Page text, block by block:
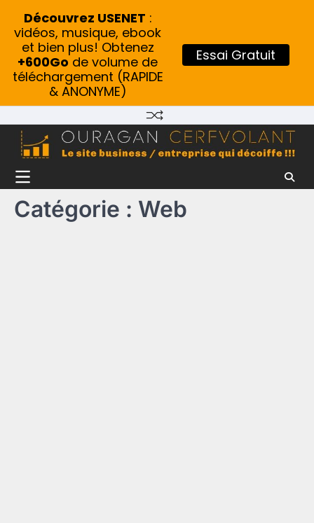
content
Catégorie : Web
Découvrez USENET :
vidéos, musique, ebook
et bien plus! Obtenez
+600Go de volume de
téléchargement (RAPIDE
& ANONYME)
Essai Gratuit